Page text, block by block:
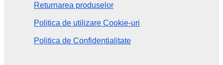
Returnarea produselor
Politica de utilizare Cookie-uri
Politica de Confidentialitate